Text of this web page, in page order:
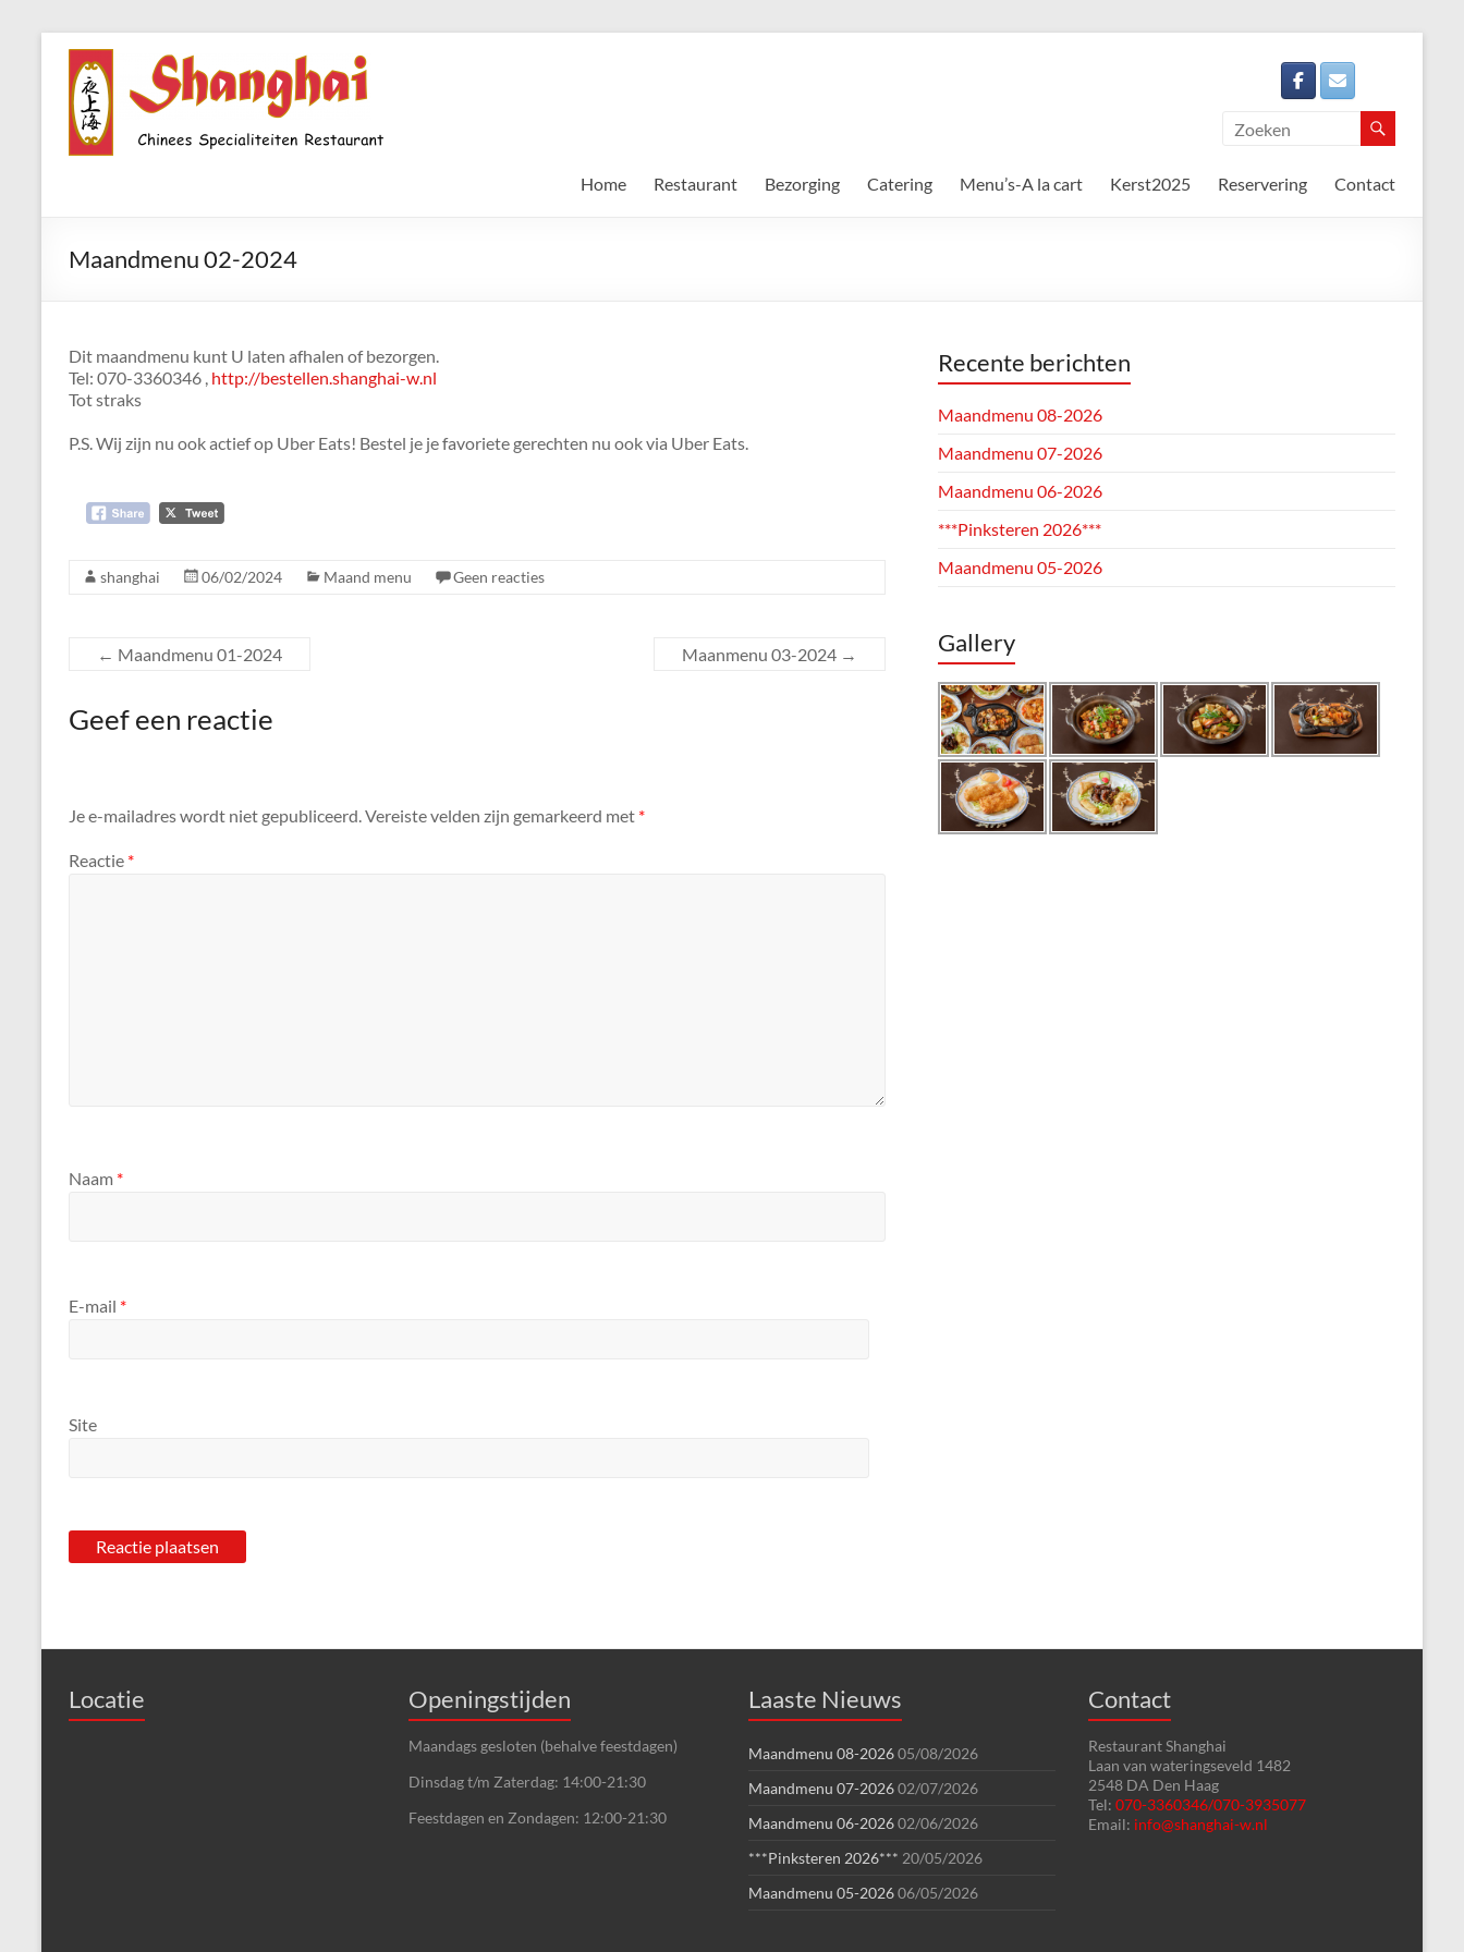
inhoud
Shanghai-
Den
Haag
"Chinezen"
chinezen
"Chinezen"-
Den
Home Restaurant Bezorging Catering Menu’s-A la cart Kerst2025 Reservering Contact
Maandmenu 02-2024
Dit maandmenu kunt U laten afhalen of bezorgen.
Tel: 070-3360346 , http://bestellen.shanghai-w.nl
Tot straks
P.S. Wij zijn nu ook actief op Uber Eats! Bestel je je favoriete gerechten nu ook via Uber Eats.
shanghai 06/02/2024 Maand menu Geen reacties
← Maandmenu 01-2024 Maanmenu 03-2024 →
Geef een reactie
Je e-mailadres wordt niet gepubliceerd. Vereiste velden zijn gemarkeerd met *
Reactie *
Naam *
E-mail *
Site
Recente berichten
Maandmenu 08-2026
Maandmenu 07-2026
Maandmenu 06-2026
***Pinksteren 2026***
Maandmenu 05-2026
Gallery
Locatie Openingstijden
Maandags gesloten (behalve feestdagen)
Dinsdag t/m Zaterdag: 14:00-21:30
Feestdagen en Zondagen: 12:00-21:30
Laaste Nieuws
Maandmenu 08-202605/08/2026
Maandmenu 07-202602/07/2026
Maandmenu 06-202602/06/2026
***Pinksteren 2026*** 20/05/2026
Maandmenu 05-202606/05/2026
Contact
Restaurant Shanghai
Laan van wateringseveld 1482
2548 DA Den Haag
Tel: 070-3360346/070-3935077
Email: info@shanghai-w.nl